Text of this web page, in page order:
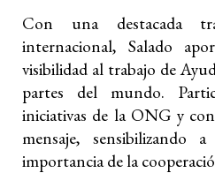
Con una destacada
internacional, Salado
visibilidad al trabajo de
partes del mundo.
iniciativas de la ONG y
mensaje, sensibilizando
importancia de la